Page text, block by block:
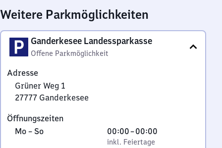
Weitere Parkmöglichkeiten
Ganderkesee Landessparkasse
Offene Parkmöglichkeit
Adresse
Grüner Weg 1
27777 Ganderkesee
Weg
1,
Öffnungszeiten
Montag
Mo – So,
00:00–00:00
Von
0
inkl. Feiertage